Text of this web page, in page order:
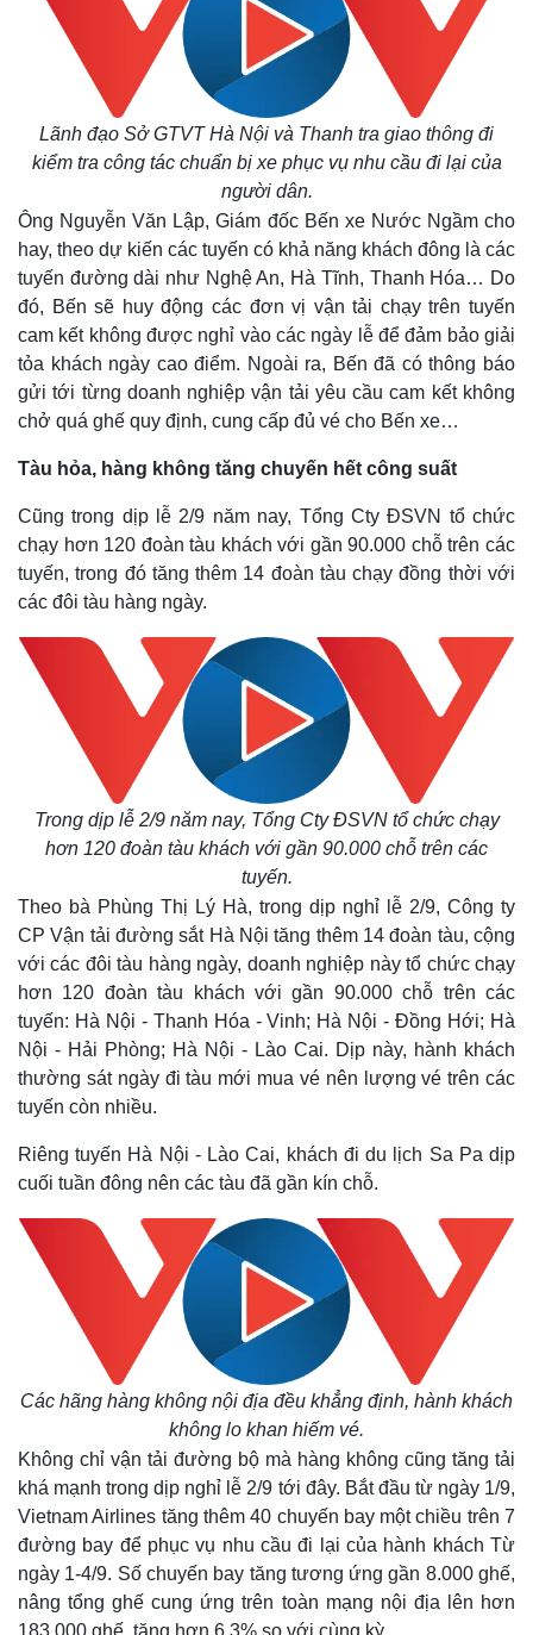
Kinh tế
Bất động sản
Khởi nghiệp
Thị trường
Giá vàng
Tiêu dùng
Tỷ giá
Chứng khoán
Lãnh đạo Sở GTVT Hà Nội và Thanh tra giao thông đi
kiểm tra công tác chuẩn bị xe phục vụ nhu cầu đi lại của
người dân.
Ông Nguyễn Văn Lập, Giám đốc Bến xe Nước Ngầm cho
hay, theo dự kiến các tuyến có khả năng khách đông là các
tuyến đường dài như Nghệ An, Hà Tĩnh, Thanh Hóa… Do
đó, Bến sẽ huy động các đơn vị vận tải chạy trên tuyến
cam kết không được nghỉ vào các ngày lễ để đảm bảo giải
tỏa khách ngày cao điểm. Ngoài ra, Bến đã có thông báo
gửi tới từng doanh nghiệp vận tải yêu cầu cam kết không
chở quá ghế quy định, cung cấp đủ vé cho Bến xe…
Tàu hỏa, hàng không tăng chuyến hết công suất
Cũng trong dịp lễ 2/9 năm nay, Tổng Cty ĐSVN tổ chức
chạy hơn 120 đoàn tàu khách với gần 90.000 chỗ trên các
tuyến, trong đó tăng thêm 14 đoàn tàu chạy đồng thời với
các đôi tàu hàng ngày.
Trong dịp lễ 2/9 năm nay, Tổng Cty ĐSVN tổ chức chạy
hơn 120 đoàn tàu khách với gần 90.000 chỗ trên các
tuyến.
Theo bà Phùng Thị Lý Hà, trong dịp nghỉ lễ 2/9, Công ty
CP Vận tải đường sắt Hà Nội tăng thêm 14 đoàn tàu, cộng
với các đôi tàu hàng ngày, doanh nghiệp này tổ chức chạy
hơn 120 đoàn tàu khách với gần 90.000 chỗ trên các
tuyến: Hà Nội - Thanh Hóa - Vinh; Hà Nội - Đồng Hới; Hà
Nội - Hải Phòng; Hà Nội - Lào Cai. Dịp này, hành khách
thường sát ngày đi tàu mới mua vé nên lượng vé trên các
tuyến còn nhiều.
Riêng tuyến Hà Nội - Lào Cai, khách đi du lịch Sa Pa dịp
cuối tuần đông nên các tàu đã gần kín chỗ.
Các hãng hàng không nội địa đều khẳng định, hành khách
không lo khan hiếm vé.
Không chỉ vận tải đường bộ mà hàng không cũng tăng tải
khá mạnh trong dịp nghỉ lễ 2/9 tới đây. Bắt đầu từ ngày 1/9,
Vietnam Airlines tăng thêm 40 chuyến bay một chiều trên 7
đường bay để phục vụ nhu cầu đi lại của hành khách Từ
ngày 1-4/9. Số chuyến bay tăng tương ứng gần 8.000 ghế,
nâng tổng ghế cung ứng trên toàn mạng nội địa lên hơn
183.000 ghế, tăng hơn 6,3% so với cùng kỳ.